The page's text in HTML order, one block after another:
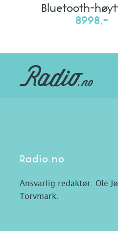
Bluetooth-
8998,-
Radio.no
Ansvarlig redaktør: Ole
Torvmark.